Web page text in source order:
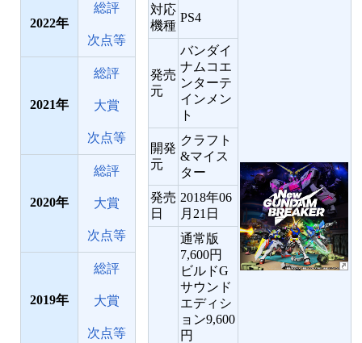
2022
総評
次点等
2021
総評
大賞
次点等
2020
総評
大賞
次点等
2019
総評
大賞
次点等
対応
機種
PS4
発売
元
バンダイ
ナムコエ
ンターテ
インメン
ト
開発
元
クラフト
&マイス
ター
発売
日
2018年06
月21日
通常版
7,600円
ビルドG
サウンド
エディシ
ョン9,600
円